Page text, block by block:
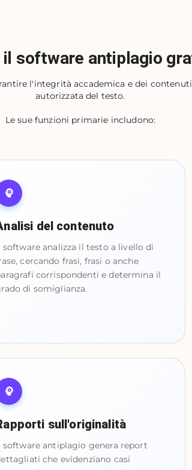
il software antiplagio
l'integrità accademica e dei
autorizzata del testo.
Le sue funzioni primarie includono:
del contenuto
software analizza il testo a livello di
cercando frasi, frasi o anche
corrispondenti e determina il
di somiglianza.
sull'originalità
software antiplagio genera report
che evidenziano casi